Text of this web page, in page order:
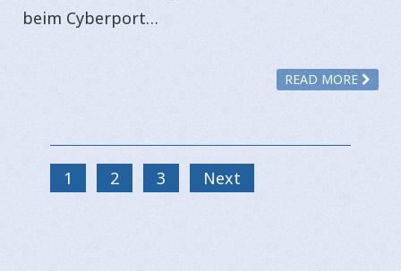
beim Cyberport…
READ MORE
1 2 3 Next